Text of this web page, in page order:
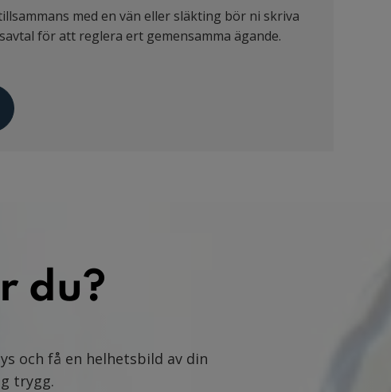
med en vän eller släkting bör ni skriva
för att reglera ert gemensamma ägande.
du?
och få en helhetsbild av din
trygg.